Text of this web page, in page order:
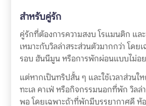
สำหรับคู่รัก
คู่รักที่ต้องการความสงบ โรแมนติก แล
เหมาะกับวิลล่าสระส่วนตัวมากกว่า โดย
รอบ ฮันนีมูน หรือการพักผ่อนแบบไม่อย
แต่หากเป็นทริปสั้น ๆ และใช้เวลาส่วนใ
ทะเล คาเฟ่ หรือกิจกรรมนอกที่พัก วิลล่
พอ โดยเฉพาะถ้าที่พักมีบรรยากาศดี ห้